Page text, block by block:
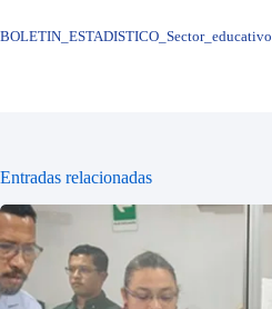
BOLETIN_ESTADISTICO_Sector_educativo
Entradas relacionadas